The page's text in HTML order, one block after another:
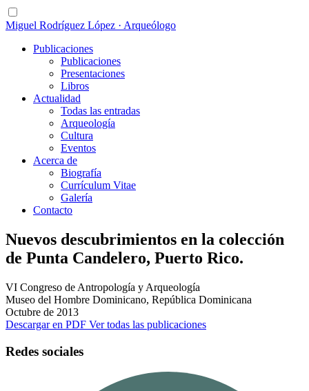
Miguel Rodríguez López · Arqueólogo
Publicaciones
Publicaciones
Presentaciones
Libros
Actualidad
Todas las entradas
Arqueología
Cultura
Eventos
Acerca de
Biografía
Currículum Vitae
Galería
Contacto
Nuevos descubrimientos en la colección
de Punta Candelero, Puerto Rico.
VI Congreso de Antropología y Arqueología
Museo del Hombre Dominicano, República Dominicana
Octubre de 2013
Descargar en PDF Ver todas las publicaciones
Redes sociales